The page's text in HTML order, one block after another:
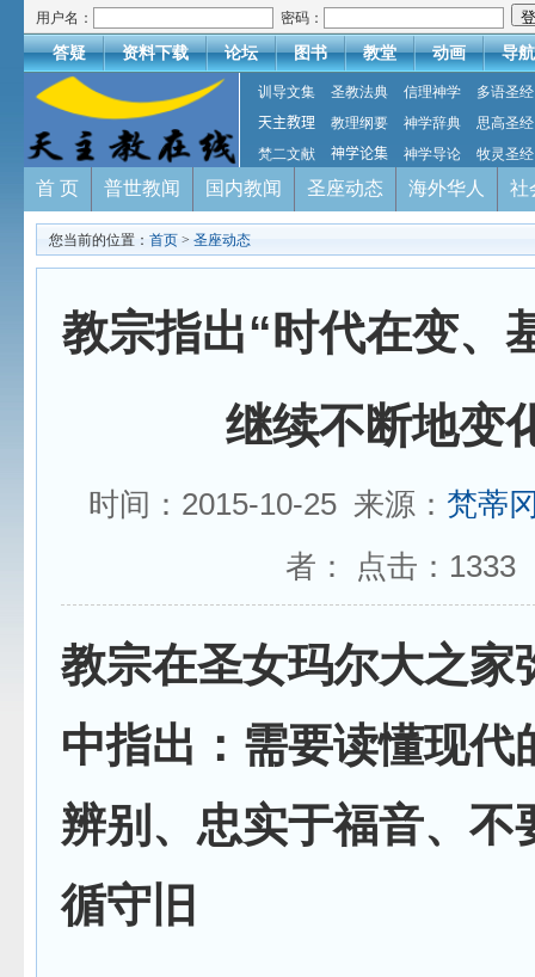
用户名： 密码：
答疑 资料下载 论坛 图书 教堂 动画 导航
训导文集 圣教法典 信理神学
多语圣经
天主教理
教理纲要 神学辞典
思高圣经
梵二文献
神学论集 神学导论 牧灵圣经
首 页 普世教闻 国内教闻 圣座动态 海外华人 社
您当前的位置： 首页 > 圣座动态
教宗指出“时代在变、
继续不断地变
时间：2015-10-25 来源： 梵蒂
者： 点击： 1333
教宗在圣女玛尔大之家
中指出：需要读懂现代
辨别、忠实于福音、不
循守旧